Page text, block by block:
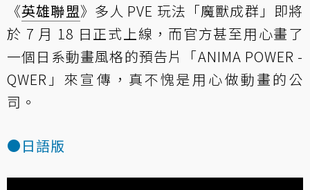
《英雄聯盟》多人 PVE 玩法「魔獸成群」即將
於 7 月 18 日正式上線，而官方甚至用心畫了
一個日系動畫風格的預告片「ANIMA POWER -
QWER」來宣傳，真不愧是用心做動畫的公
司。
●日語版